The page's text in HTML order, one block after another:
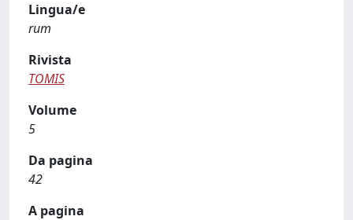
Lingua/e
rum
Rivista
TOMIS
Volume
5
Da pagina
42
A pagina